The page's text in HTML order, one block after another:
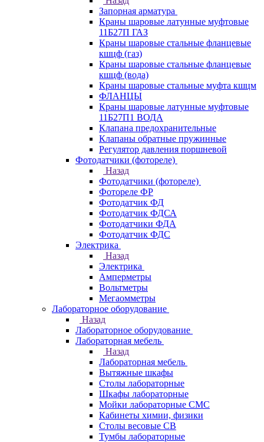
Запорная арматура
Краны шаровые латунные муфтовые
11Б27П ГАЗ
Краны шаровые стальные фланцевые
кшцф (газ)
Краны шаровые стальные фланцевые
кшцф (вода)
Краны шаровые стальные муфта кшцм
ФЛАНЦЫ
Краны шаровые латунные муфтовые
11Б27П1 ВОДА
Клапана предохранительные
Клапаны обратные пружинные
Регулятор давления поршневой
Фотодатчики (фотореле)
Назад
Фотодатчики (фотореле)
Фотореле ФР
Фотодатчик ФД
Фотодатчик ФДСА
Фотодатчики ФДА
Фотодатчик ФДС
Электрика
Назад
Электрика
Амперметры
Вольтметры
Мегаомметры
Лабораторное оборудование
Назад
Лабораторное оборудование
Лабораторная мебель
Назад
Лабораторная мебель
Вытяжные шкафы
Столы лабораторные
Шкафы лабораторные
Мойки лабораторные СМС
Кабинеты химии, физики
Столы весовые СВ
Тумбы лабораторные